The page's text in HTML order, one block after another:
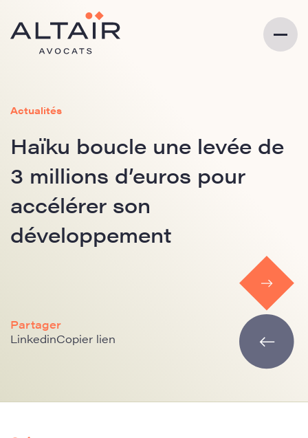
Actualités
Haïku boucle une levée de
3 millions d’euros pour
accélérer son
développement
Partager
LinkedinCopier lien